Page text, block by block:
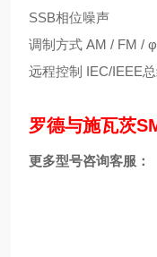
SSB相位噪声
调制方式 AM / FM /
远程控制 IEC/IEEE
罗德与施瓦茨
更多型号咨询客服：